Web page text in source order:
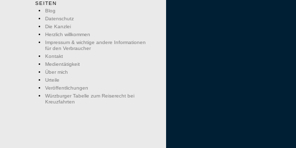
SEITEN
Blog
Datenschutz
Die Kanzlei
Herzlich willkommen
Impressum & wichtige andere Informationen
für den Verbraucher
Kontakt
Medientätigkeit
Über mich
Urteile
Veröffentlichungen
Würzburger Tabelle zum Reiserecht bei
Kreuzfahrten